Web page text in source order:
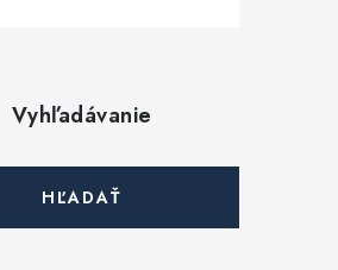
Vyhľadávanie
HĽADAŤ